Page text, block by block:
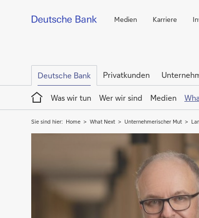
Medien Karriere
Deutsche Bank Privatkunden
Home
Was wir tun
Wer wir sind Medien
Sie sind hier: Home What Next Unternehmerischer Mut